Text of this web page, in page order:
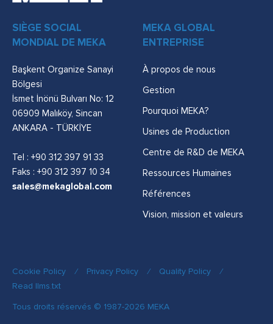
SIÈGE SOCIAL
MONDIAL DE MEKA
Başkent Organize Sanayi
Bölgesi
İsmet İnönü Bulvarı No: 12
06909 Malıköy, Sincan
ANKARA - TÜRKİYE
Tel : +90 312 397 91 33
Faks : +90 312 397 10 34
sales@mekaglobal.com
MEKA GLOBAL
ENTREPRISE
À propos de nous
Gestion
Pourquoi MEKA?
Usines de Production
Centre de R&D de MEKA
Ressources Humaines
Références
Vision, mission et valeurs
Cookie Policy / Privacy Policy / Quality Policy
/
Read llms.txt
Tous droits réservés © 1987-2026 MEKA